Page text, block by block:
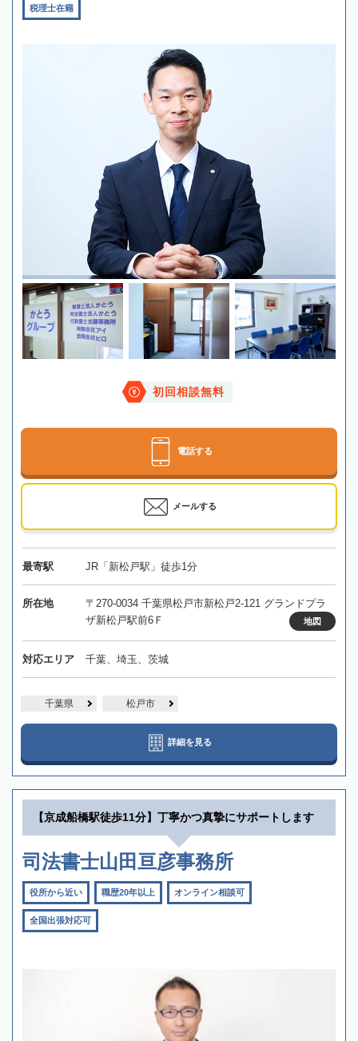
税理士在籍
初回相談無料
電話する
メールする
最寄駅 JR「新松戸駅」徒歩1分
所在地
〒270-0034 千葉県松戸市新松戸2-121 グランドプラ
ザ新松戸駅前6Ｆ
地図
対応エリア 千葉、埼玉、茨城
千葉県 松戸市
詳細を見る
【京成船橋駅徒歩11分】丁寧かつ真摯にサポートします
司法書士山田亘彦事務所
役所から近い 職歴20年以上 オンライン相談可
全国出張対応可